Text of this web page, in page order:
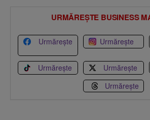
URMĂREȘTE BUSINESS
Urmărește Urmărește
Urmărește Urmărește
Urmărește